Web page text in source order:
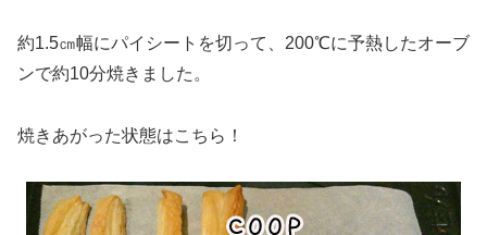
約1.5㎝幅にパイシートを切って、200℃に予熱したオーブ
ンで約10分焼きました。
焼きあがった状態はこちら！